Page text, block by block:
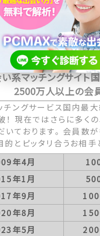
系マッチングサイト
2500万人以上の会
チングサービス国内最
！ 現在ではさらに多く
いております。 会員数
的とピッタリ合うお相手
年4月
年1月
年9月
年8月
年5月